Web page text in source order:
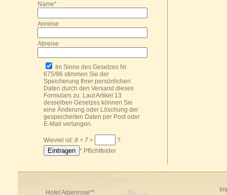
Name*
Anreise
Abreise
Im Sinne des Gesetzes Nr.
675/96 stimmen Sie der
Speicherung Ihrer persönlichen
Daten durch den Versand dieses
Formulars zu. Laut Artikel 13
desselben Gesetzes können Sie
eine Änderung oder Löschung der
gespeicherten Daten per Post oder
E-Mail verlangen.
Wieviel ist: 8+ 7=
?
* Pflichtfelder
Hotel Alpenrose**